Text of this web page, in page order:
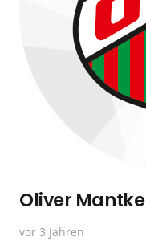
Oliver Mantke
vor 3 Jahren